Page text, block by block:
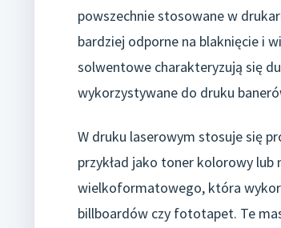
powszechnie stosowane w
bardziej odporne na blaknięcie i
solwentowe charakteryzują się
wykorzystywane do druku
W druku laserowym stosuje się
przykład jako toner kolorowy
wielkoformatowego, która
billboardów czy fototapet. Te